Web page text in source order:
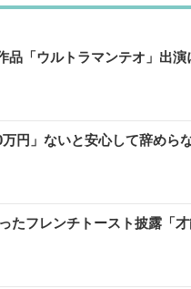
「ウルトラマンテオ」出
円」ないと安心して辞めら
たフレンチトースト披露「